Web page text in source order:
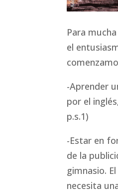
Para
el
-Aprender
por el
p.s.1)
-Estar en
de la
gimnasio.
necesita